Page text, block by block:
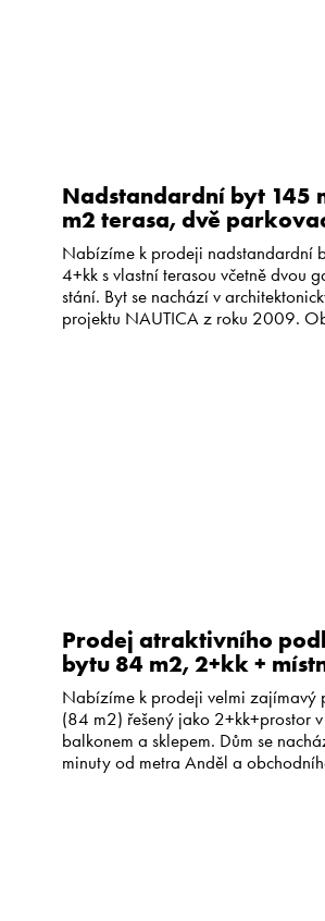
Nadstandardní byt 145 m2 + 57
m2 terasa, dvě
Nabízíme k prodeji nadstandardní
4+kk s vlastní terasou včetně dvou
stání. Byt se nachází v
projektu NAUTICA z roku 2009.
Prodej atraktivního
bytu 84 m2, 2+kk +
patře, 2 minuty od
Nabízíme k prodeji velmi zajímavý
(84 m2) řešený jako 2+kk+prostor
balkonem a sklepem. Dům se
minuty od metra Anděl a